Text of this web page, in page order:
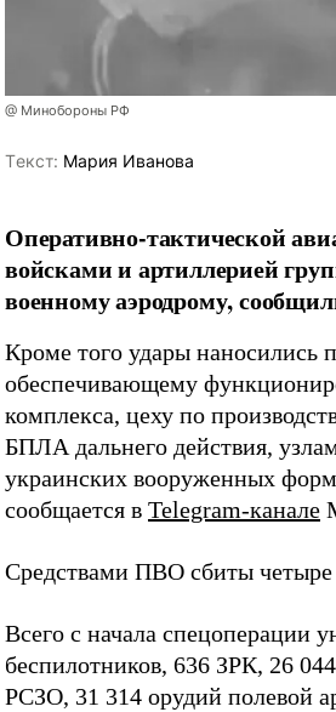
@ Минобороны РФ
Tекст: Мария Иванова
Оперативно-тактической
войсками и артиллерией
военному аэродрому,
Кроме того удары наносились
обеспечивающему
комплекса, цеху по
БПЛА дальнего действия,
украинских вооруженных
сообщается в Telegram-канале
Средствами ПВО сбиты
Всего с начала спецоперации
беспилотников, 636 ЗРК, 26
РСЗО, 31 314 орудий полевой